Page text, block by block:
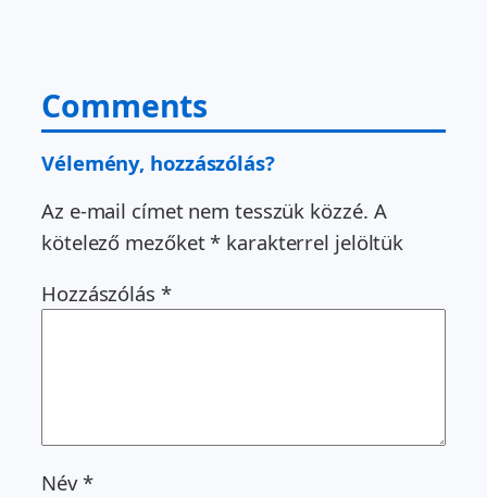
Comments
Vélemény, hozzászólás?
Az e-mail címet nem tesszük közzé. A
kötelező mezőket* karakterrel jelöltük
Hozzászólás *
Név*